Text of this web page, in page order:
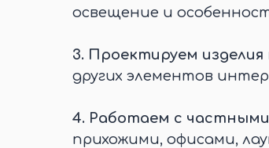
освещение и
3. Проектируем
других элементов
4. Работаем с
прихожими, офисами,